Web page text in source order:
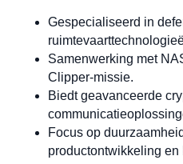
Gespecialiseerd in
Samenwerking met
Clipper-missie.
Biedt geavanceerde
Focus op
productontwikkeling en